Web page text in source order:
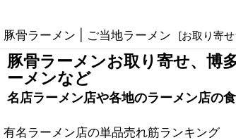
豚骨ラーメン | ご当地ラーメン [お取り寄
豚骨ラーメンお取り寄せ、博
ーメンなど
名店ラーメン店や各地のラーメン店の
有名ラーメン店の単品売れ筋ランキング